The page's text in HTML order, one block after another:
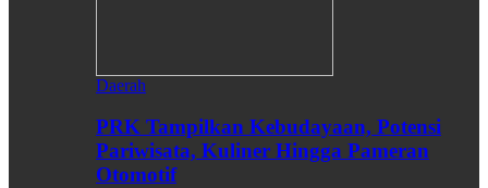
Daerah
PRK Tampilkan Kebudayaan, Potensi
Pariwisata, Kuliner Hingga Pameran
Otomotif